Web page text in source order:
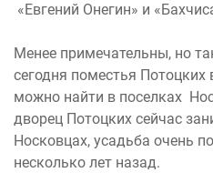
«Евгений Онегин» и
Менее примечательны, но
сегодня поместья Потоцких
можно найти в поселках
дворец Потоцких сейчас
Носковцах, усадьба очень
несколько лет назад.